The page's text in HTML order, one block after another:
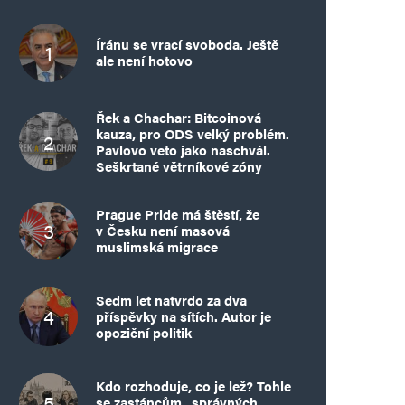
Íránu se vrací svoboda. Ještě
ale není hotovo
Řek a Chachar: Bitcoinová
kauza, pro ODS velký problém.
Pavlovo veto jako naschvál.
Seškrtané větrníkové zóny
Prague Pride má štěstí, že
v Česku není masová
muslimská migrace
Sedm let natvrdo za dva
příspěvky na sítích. Autor je
opoziční politik
Kdo rozhoduje, co je lež? Tohle